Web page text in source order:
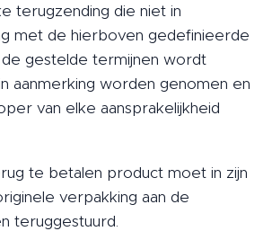
terugzending die niet in
met de hierboven gedefinieerde
gestelde termijnen wordt
aanmerking worden genomen en
van elke aansprakelijkheid
te betalen product moet in zijn
verpakking aan de
teruggestuurd.